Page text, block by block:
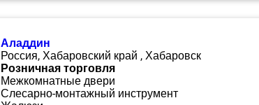
Аладдин
Россия, Хабаровский край , Хабаровск
Розничная торговля
Межкомнатные двери
Слесарно-монтажный инструмент